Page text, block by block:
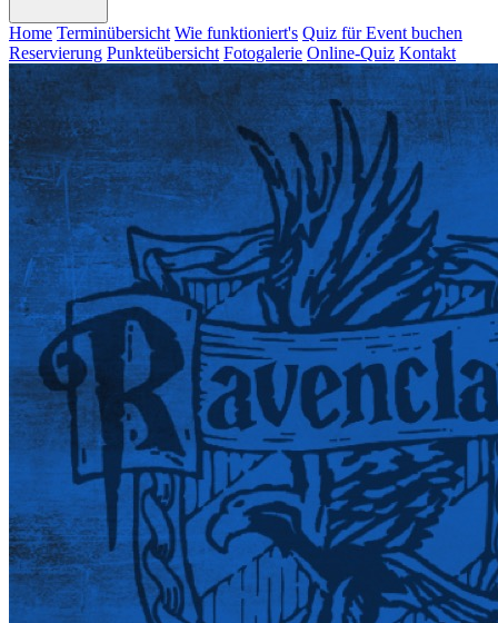
Home Terminübersicht Wie funktioniert's Quiz für Event buchen
Reservierung Punkteübersicht Fotogalerie Online-Quiz Kontakt